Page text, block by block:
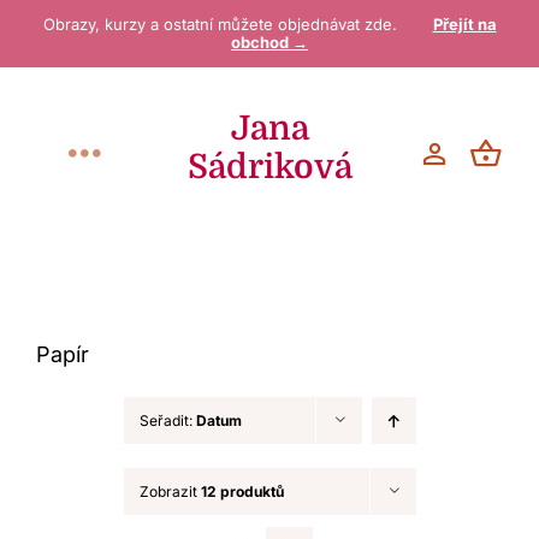
Přeskočit
Obrazy, kurzy a ostatní můžete objednávat zde.
Přejít na
obchod →
Jana
Sádriková
Toggle
Papír
Seřadit: Datum
Zobrazit 12 produktů